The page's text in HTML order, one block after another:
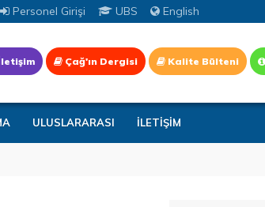
Personel Girişi UBS English
Çağ'ın Dergisi Kalite Bülteni
ULUSLARARASI İLETİŞİM